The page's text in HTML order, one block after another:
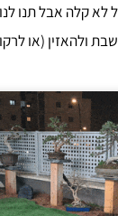
לא קלה אבל תנו
ולהאזין (או